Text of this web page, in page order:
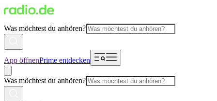
Was möchtest du anhören?
App öffnenPrime entdecken
Was möchtest du anhören?